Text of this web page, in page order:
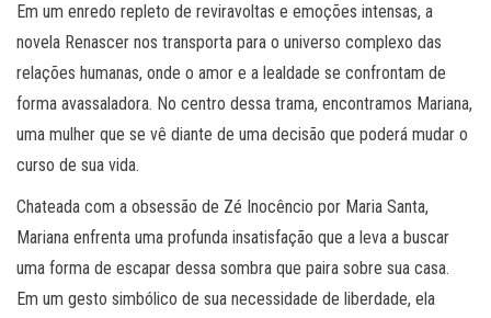
Em um enredo repleto de reviravoltas e emoções intensas, a
novela Renascer nos transporta para o universo complexo das
relações humanas, onde o amor e a lealdade se confrontam de
forma avassaladora. No centro dessa trama, encontramos Mariana,
uma mulher que se vê diante de uma decisão que poderá mudar o
curso de sua vida.
Chateada com a obsessão de Zé Inocêncio por Maria Santa,
Mariana enfrenta uma profunda insatisfação que a leva a buscar
uma forma de escapar dessa sombra que paira sobre sua casa.
Em um gesto simbólico de sua necessidade de liberdade, ela